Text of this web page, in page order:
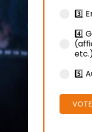
3️⃣
4️⃣
5️⃣